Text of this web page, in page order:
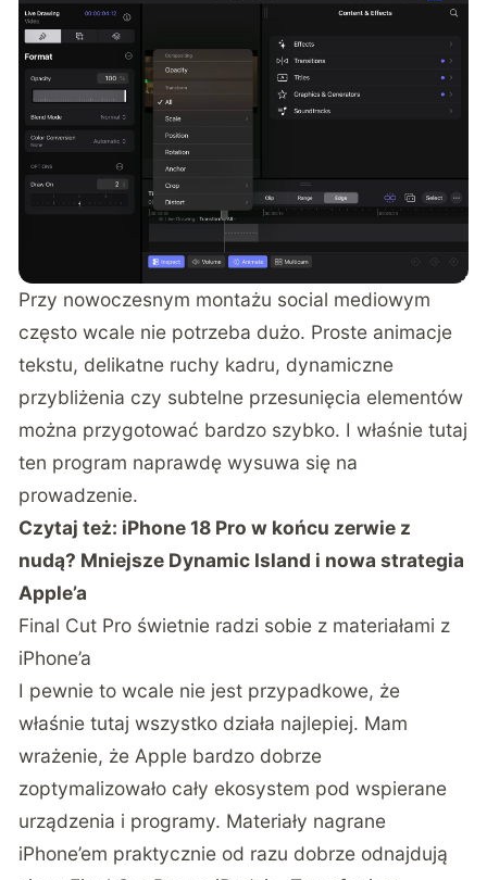
Przy nowoczesnym montażu social mediowym
często wcale nie potrzeba dużo. Proste animacje
tekstu, delikatne ruchy kadru, dynamiczne
przybliżenia czy subtelne przesunięcia elementów
można przygotować bardzo szybko. I właśnie tutaj
ten program naprawdę wysuwa się na
prowadzenie.
Czytaj też: iPhone 18 Pro w końcu zerwie z
nudą? Mniejsze Dynamic Island i nowa strategia
Apple’a
Final Cut Pro świetnie radzi sobie z materiałami z
iPhone’a
I pewnie to wcale nie jest przypadkowe, że
właśnie tutaj wszystko działa najlepiej. Mam
wrażenie, że Apple bardzo dobrze
zoptymalizowało cały ekosystem pod wspierane
urządzenia i programy. Materiały nagrane
iPhone’em praktycznie od razu dobrze odnajdują